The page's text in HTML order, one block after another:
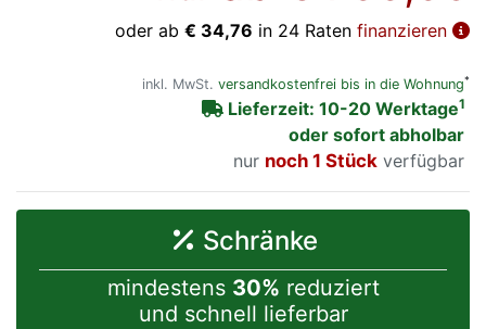
oder ab € 34,76 in 24 Raten finanzieren
inkl. MwSt. versandkostenfrei bis in die Wohnung*
Lieferzeit: 10-20 Werktage1
oder sofort abholbar
nur
noch 1 Stück verfügbar
Schränke
mindestens 30% reduziert
und schnell lieferbar